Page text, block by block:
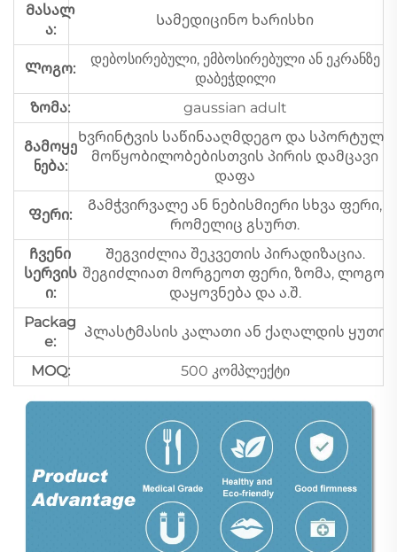
Მასალ
ა:
Სამედიცინო ხარისხი
Ლოგო:
დებოსირებული, ემბოსირებული ან ეკრანზე
დაბეჭდილი
Ზომა:
gaussian adult
Გამოყე
ნება:
Ხვრინტვის საწინააღმდეგო და სპორტული
მოწყობილობებისთვის პირის დამცავი
დაფა
Ფერი:
Გამჭვირვალე ან ნებისმიერი სხვა ფერი,
რომელიც გსურთ.
Ჩვენი
სერვის
ი:
Შეგვიძლია შეკვეთის პირადიზაცია.
შეგიძლიათ მორგეოთ ფერი, ზომა, ლოგო,
დაყოვნება და ა.შ.
Packag
e:
Პლასტმასის კალათი ან ქაღალდის ყუთი
MOQ: 500 კომპლექტი